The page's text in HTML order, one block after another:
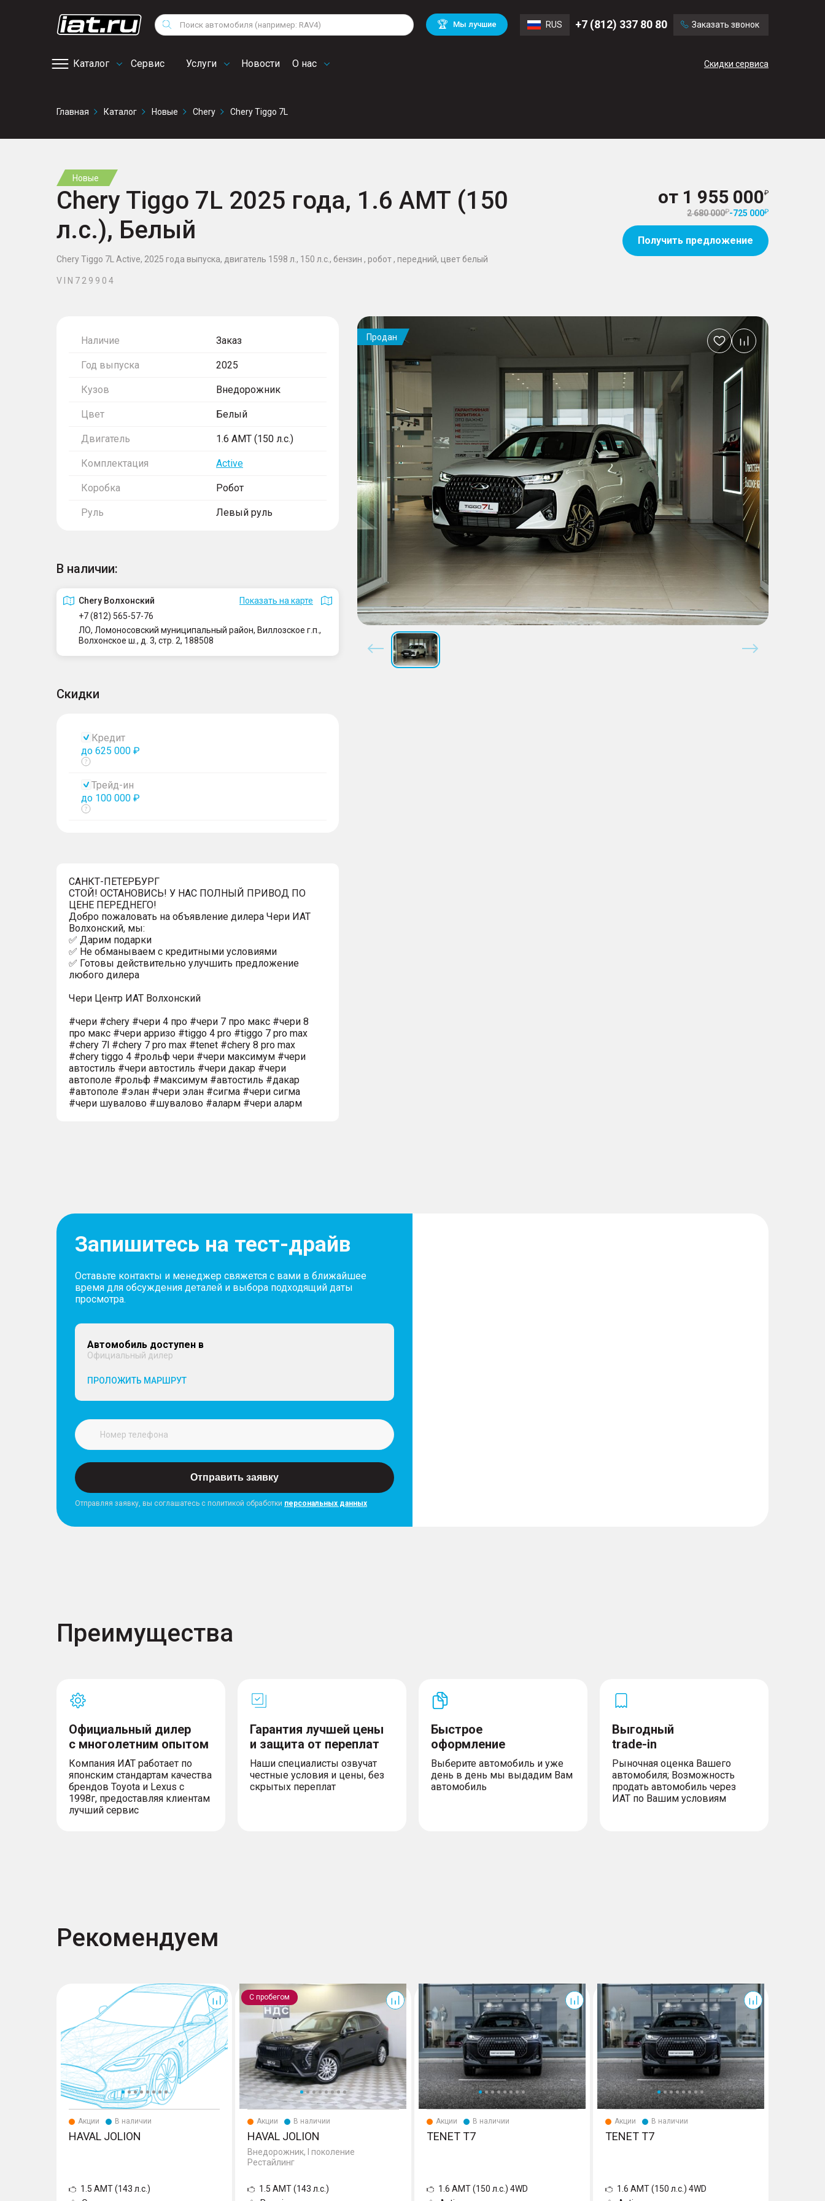
Поиск 🏆 Мы лучшие RUS +7 (812) 337 80 80 Заказать звонок
Каталог Сервис
сервис
Услуги Новости О нас Скидки сервиса
Снегоходы
Квадроциклы
Volkswagen
Mitsubishi BMW
Audi
Chevrolet Mercedes Benz
Главная Каталог Новые Chery Chery Tiggo 7L
Новые
Chery Tiggo 7L 2025 года, 1.6 AMT (150
л.с.), Белый
Chery Tiggo 7L Active, 2025 года выпуска, двигатель 1598 л., 150 л.с., бензин , робот , передний, цвет белый
V I N 7 2 9 9 0 4
от 1 955 000
2 680 000 -725 000
Получить предложение
Наличие Заказ
Год выпуска 2025
Кузов Внедорожник
Цвет Белый
Двигатель 1.6 AMT (150 л.с.)
Комплектация Active
Коробка Робот
Руль Левый руль
В наличии:
Сhery Волхонский
Показать на карте
+7 (812) 565-57-76
ЛО, Ломоносовский муниципальный район, Виллозское г.п.,
Волхонское ш., д. 3, стр. 2, 188508
Скидки
Кредит
до 625 000 ₽
Показать
Трейд-ин
до 100 000 ₽
Показать
САНКТ-ПЕТЕРБУРГ
СТОЙ! ОСТАНОВИСЬ! У НАС ПОЛНЫЙ ПРИВОД ПО
ЦЕНЕ ПЕРЕДНЕГО!
Добро пожаловать на объявление дилера Чери ИАТ
Волхонский, мы:
✅ Дарим подарки
✅ Не обманываем с кредитными условиями
✅ Готовы действительно улучшить предложение
любого дилера
Чери Центр ИАТ Волхонский
#чери #chery #чери 4 про #чери 7 про макс #чери 8
про макс #чери арризо #tiggo 4 pro #tiggo 7 pro max
#chery 7l #chery 7 pro max #tenet #chery 8 pro max
#chery tiggo 4 #рольф чери #чери максимум #чери
автостиль #чери автостиль #чери дакар #чери
автополе #рольф #максимум #автостиль #дакар
#автополе #элан #чери элан #сигма #чери сигма
#чери шувалово #шувалово #аларм #чери аларм
Продан
Добавить
в
избранное
Запишитесь на тест-драйв
Оставьте контакты и менеджер свяжется с вами в ближайшее
время для обсуждения деталей и выбора подходящий даты
просмотра.
Автомобиль доступен в
Официальный дилер
ПРОЛОЖИТЬ МАРШРУТ
Отправить заявку
Отправляя заявку, вы соглашатесь с политикой обработки персональных данных
Преимущества
Официальный дилер
с многолетним опытом
Компания ИАТ работает по
японским стандартам качества
брендов Toyota и Lexus с
1998г, предоставляя клиентам
лучший сервис
Гарантия лучшей цены
и защита от переплат
Наши специалисты озвучат
честные условия и цены, без
скрытых переплат
Быстрое
оформление
Выберите автомобиль и уже
день в день мы выдадим Вам
автомобиль
Выгодный
trade-in
Рыночная оценка Вашего
автомобиля; Возможность
продать автомобиль через
ИАТ по Вашим условиям
Рекомендуем
Акции В наличии
HAVAL JOLION
1.5 AMT (143 л.с.)
С пробегом
Jolion
Акции В наличии
HAVAL JOLION
Внедорожник, I поколение
Рестайлинг
1.5 AMT (143 л.с.)
T7
Акции В наличии
TENET T7
1.6 AMT (150 л.с.) 4WD
T7
Акции В наличии
TENET T7
1.6 AMT (150 л.с.) 4WD